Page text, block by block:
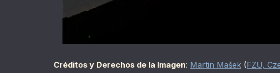
Créditos y Derechos de la Imagen: Martin Mašek (FZU,